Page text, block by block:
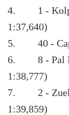
4. 1 -
1:37,640)
5. 40 - Capi
6.
8 - Pal
1:38,777)
7. 2 - Zuek
1:39,859)